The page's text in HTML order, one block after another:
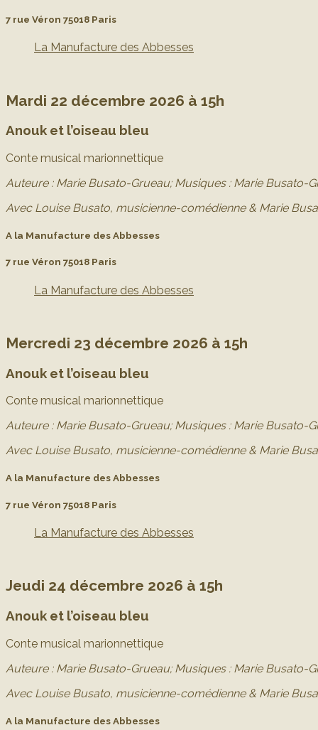
7 rue Véron 75018 Paris
La Manufacture des Abbesses
Mardi 22 décembre 2026 à 15h
Anouk et l’oiseau bleu
Conte musical marionnettique
Auteure : Marie Busato-Grueau; Musiques : Marie Busato-
Avec Louise Busato, musicienne-comédienne & Marie
A la Manufacture des Abbesses
7 rue Véron 75018 Paris
La Manufacture des Abbesses
Mercredi 23 décembre 2026 à 15h
Anouk et l’oiseau bleu
Conte musical marionnettique
Auteure : Marie Busato-Grueau; Musiques : Marie Busato-
Avec Louise Busato, musicienne-comédienne & Marie
A la Manufacture des Abbesses
7 rue Véron 75018 Paris
La Manufacture des Abbesses
Jeudi 24 décembre 2026 à 15h
Anouk et l’oiseau bleu
Conte musical marionnettique
Auteure : Marie Busato-Grueau; Musiques : Marie Busato-
Avec Louise Busato, musicienne-comédienne & Marie
A la Manufacture des Abbesses